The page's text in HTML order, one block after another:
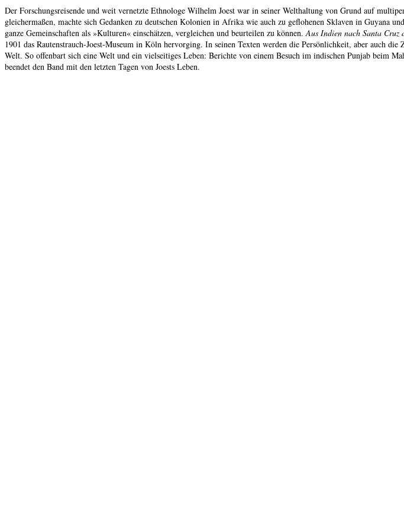
Der Forschungsreisende und weit vernetzte Ethnologe Wilhelm Joest war in seiner Welthaltung von Grund auf
gleichermaßen, machte sich Gedanken zu deutschen Kolonien in Afrika wie auch zu geflohenen Sklaven in Guyana
ganze Gemeinschaften als »Kulturen« einschätzen, vergleichen und beurteilen zu können.Aus Indien nach Santa Cruz
1901 das Rautenstrauch-Joest-Museum in Köln hervorging. In seinen Texten werden die Persönlichkeit, aber auch
Welt. So offenbart sich eine Welt und ein vielseitiges Leben: Berichte von einem Besuch im indischen Punjab beim
beendet den Band mit den letzten Tagen von Joests Leben.